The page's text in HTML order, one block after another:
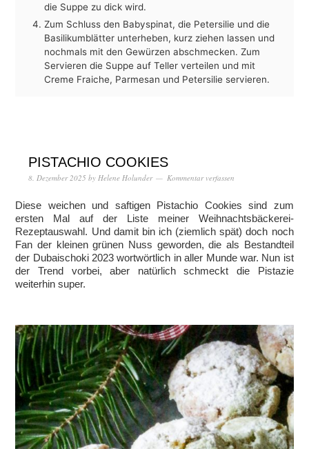
die Suppe zu dick wird.
Zum Schluss den Babyspinat, die Petersilie und die
Basilikumblätter unterheben, kurz ziehen lassen und
nochmals mit den Gewürzen abschmecken. Zum
Servieren die Suppe auf Teller verteilen und mit
Creme Fraiche, Parmesan und Petersilie servieren.
PISTACHIO COOKIES
8. Dezember 2025 by Helene Holunder Kommentar verfassen
Diese weichen und saftigen Pistachio Cookies sind zum
ersten Mal auf der Liste meiner Weihnachtsbäckerei-
Rezeptauswahl. Und damit bin ich (ziemlich spät) doch noch
Fan der kleinen grünen Nuss geworden, die als Bestandteil
der Dubaischoki 2023 wortwörtlich in aller Munde war. Nun ist
der Trend vorbei, aber natürlich schmeckt die Pistazie
weiterhin super.